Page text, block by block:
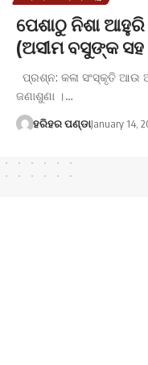
ପେଶାଠୁ ନିଶା
(ଅସୀମ ବସୁଙ୍କ ସହ
ପ୍ରଶ୍ନ: କଳା ସଂସ୍କୃତି
ଜଣାଶୁଣା ।…
ହରିହର ପଣ୍ଡାJanuary 14,